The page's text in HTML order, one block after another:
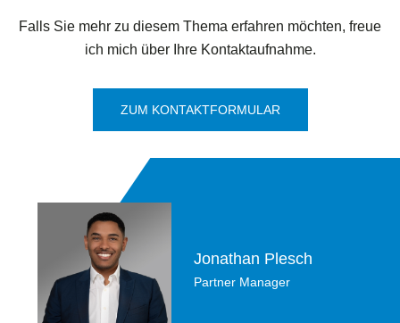
Falls Sie mehr zu diesem Thema erfahren möchten, freue
ich mich über Ihre Kontaktaufnahme.
ZUM KONTAKTFORMULAR
Jonathan Plesch
Partner Manager